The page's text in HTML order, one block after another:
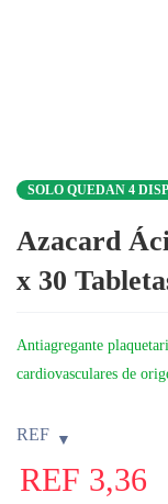
SOLO QUEDAN 4
Azacard
x 30
Antiagregante
cardiovasculares de
REF
REF 3,36